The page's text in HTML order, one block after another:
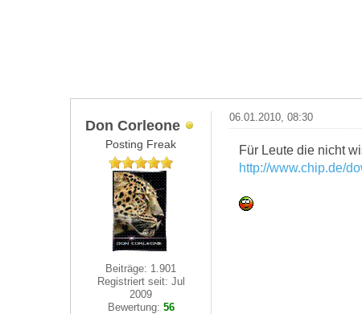
Don Corleone
Posting Freak
Beiträge: 1.901
Registriert seit: Jul
2009
Bewertung: 56
06.01.2010, 08:30
Für Leute die nicht
http://www.chip.de/